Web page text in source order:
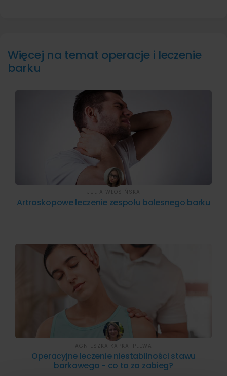
Więcej na temat operacje i leczenie
barku
Artroskopowe leczenie zespołu bolesnego barku
JULIA WŁOSIŃSKA
Operacyjne leczenie niestabilności stawu
barkowego - co to za zabieg?
AGNIESZKA KAPKA-PLEWA